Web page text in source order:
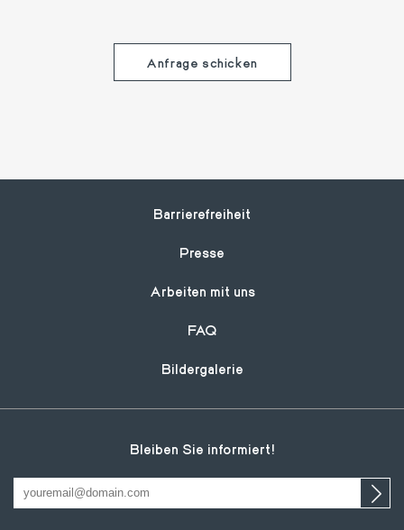
Footer
Barrierefreiheit
Presse
Arbeiten mit uns
FAQ
Bildergalerie
Bleiben Sie informiert!